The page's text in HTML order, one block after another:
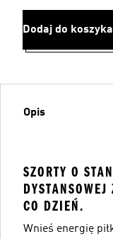
Dodaj do koszyka
Opis
SZORTY O
CO DZIEŃ.
Wnieś energię